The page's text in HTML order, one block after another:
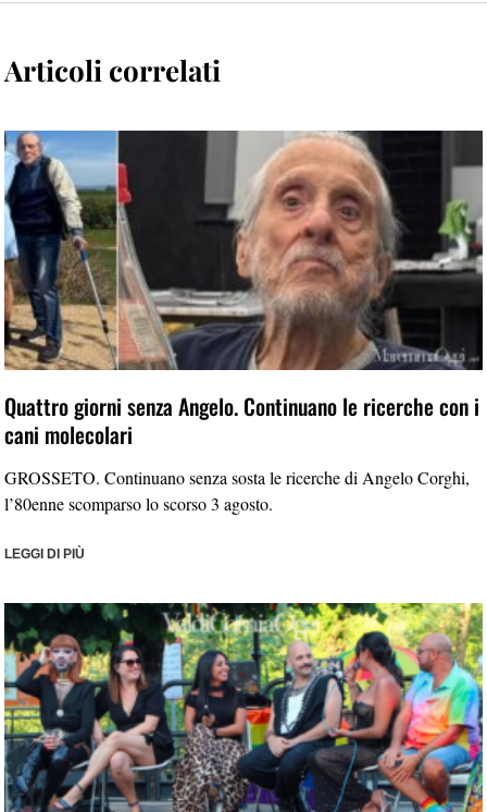
Articoli correlati
Quattro giorni senza Angelo. Continuano le ricerche con i
cani molecolari
GROSSETO. Continuano senza sosta le ricerche di Angelo Corghi,
l’80enne scomparso lo scorso 3 agosto.
LEGGI DI PIÙ